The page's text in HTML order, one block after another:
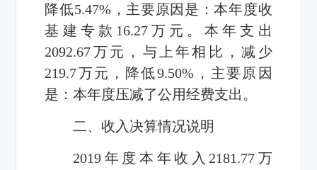
降低5.47%，主要原因是：本年度收
基建专款 16.27万元。本年支出
2092.67万元，与上年相比，减少
219.7万元，降低9.50% ，主要原因
是：本年度压减了公用经费支出。
二、收入决算情况说明
2019 年度本年收入 2181.77 万